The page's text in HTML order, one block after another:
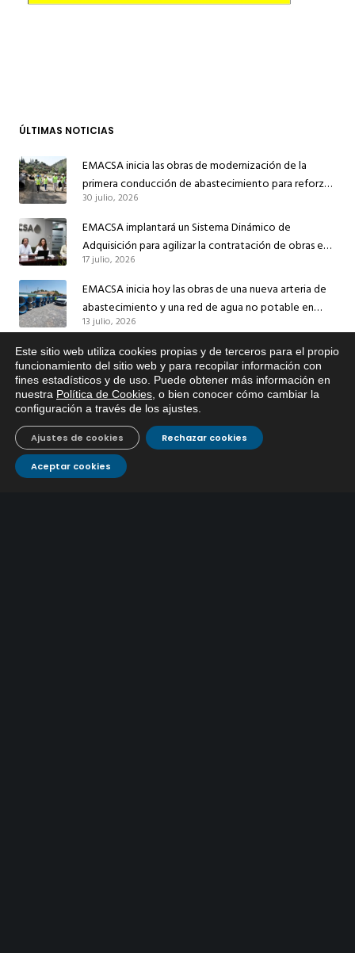
ÚLTIMAS NOTICIAS
EMACSA inicia las obras de modernización de la
primera conducción de abastecimiento para reforzar
el suministro de agua de Córdoba
30 julio, 2026
EMACSA implantará un Sistema Dinámico de
Adquisición para agilizar la contratación de obras en
sus redes e instalaciones
17 julio, 2026
EMACSA inicia hoy las obras de una nueva arteria de
abastecimiento y una red de agua no potable en
Ingeniero Ruiz de Azúa
13 julio, 2026
Caracterización ZA Córdoba Red Quemadas- 1ª Sem
2026
9 julio, 2026
Caracterización ZA Córdoba Red Carrera Caballo-1º
Sem 2026
9 julio, 2026
Caracterización ZA Medina Azahara-1º Sem 2026
Este sitio web utiliza cookies propias y de terceros para el propio
funcionamiento del sitio web y para recopilar información con
fines estadísticos y de uso. Puede obtener más información en
nuestra Política de Cookies , o bien conocer cómo cambiar la
configuración a través de los ajustes
Aceptar cookies
Rechazar cookies
Ajustes de cookies
Si tiene cualquier duda sobre
EMACSA, haga click abajo.